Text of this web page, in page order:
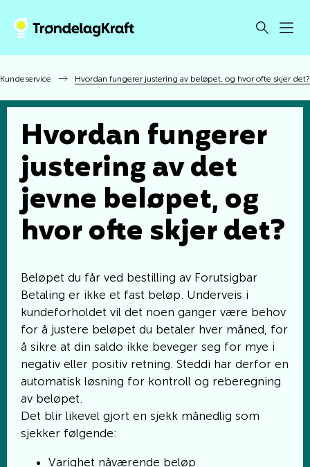
Kundeservice Hvordan fungerer justering av beløpet, og hvor ofte skjer det?
Hvordan fungerer
justering av det
jevne beløpet, og
hvor ofte skjer det?
Beløpet du får ved bestilling av Forutsigbar
Betaling er ikke et fast beløp. Underveis i
kundeforholdet vil det noen ganger være behov
for å justere beløpet du betaler hver måned, for
å sikre at din saldo ikke beveger seg for mye i
negativ eller positiv retning. Steddi har derfor en
automatisk løsning for kontroll og reberegning
av beløpet.
Det blir likevel gjort en sjekk månedlig som
sjekker følgende:
Varighet nåværende beløp